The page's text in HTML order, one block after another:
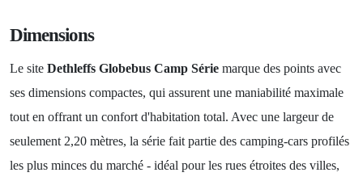
Dimensions
Le site Dethleffs Globebus Camp Série marque des points avec
ses dimensions compactes, qui assurent une maniabilité maximale
tout en offrant un confort d'habitation total. Avec une largeur de
seulement 2,20 mètres, la série fait partie des camping-cars profilés
les plus minces du marché - idéal pour les rues étroites des villes,